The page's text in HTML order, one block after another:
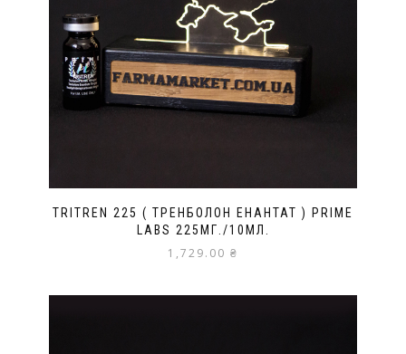
TRITREN 225 ( ТРЕНБОЛОН ЕНАНТАТ ) PRIME
LABS 225МГ./10МЛ.
1,729.00 ₴